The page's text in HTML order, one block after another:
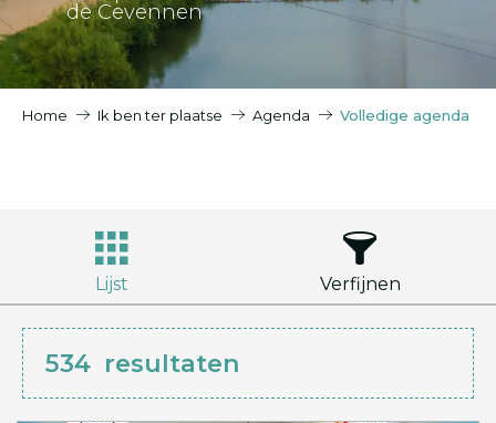
de Cevennen
Home Ik ben ter plaatse Agenda Volledige agenda
Lijst Verfijnen
534 resultaten